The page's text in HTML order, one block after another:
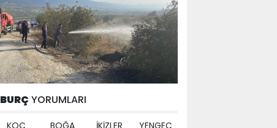
BURÇ YORUMLARI
KOÇ BOĞA İKİZLER YENGEÇ